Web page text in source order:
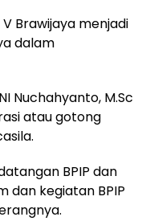
Brawijaya menjadi
dalam
Nuchahyanto, M.Sc
atau gotong
BPIP dan
dan kegiatan BPIP